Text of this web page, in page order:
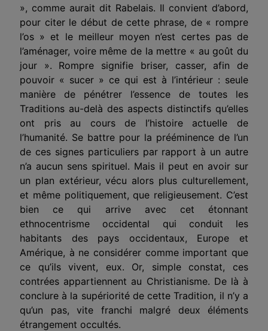
», comme aurait dit Rabelais. Il convient d’abord,
pour citer le début de cette phrase, de « rompre
l’os » et le meilleur moyen n’est certes pas de
l’aménager, voire même de la mettre « au goût du
jour ». Rompre signifie briser, casser, afin de
pouvoir « sucer » ce qui est à l’intérieur : seule
manière de pénétrer l’essence de toutes les
Traditions au-delà des aspects distinctifs qu’elles
ont pris au cours de l’histoire actuelle de
l’humanité. Se battre pour la prééminence de l’un
de ces signes particuliers par rapport à un autre
n’a aucun sens spirituel. Mais il peut en avoir sur
un plan extérieur, vécu alors plus culturellement,
et même politi­quement, que religieusement. C’est
bien ce qui arrive avec cet étonnant
ethnocentrisme occidental qui conduit les
habitants des pays occidentaux, Europe et
Amérique, à ne considérer comme important que
ce qu’ils vivent, eux. Or, simple constat, ces
contrées appartiennent au Christia­nisme. De là à
conclure à la supériorité de cette Tradition, il n’y a
qu’un pas, vite franchi malgré deux éléments
étrangement occultés.